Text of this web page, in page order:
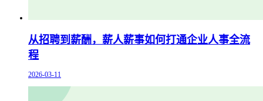
从招聘到薪酬，薪人薪事如何打通企业人事全流
程
2026-03-11